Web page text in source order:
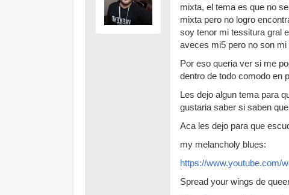
mixta, el tema es que no
mixta pero no logro
soy tenor mi tessitura gral
aveces mi5 pero no son
Por eso queria ver si me
dentro de todo comodo en
Les dejo algun tema para
gustaria saber si saben
Aca les dejo para que
my melancholy blues:
https://www.youtube.com/
Spread your wings de